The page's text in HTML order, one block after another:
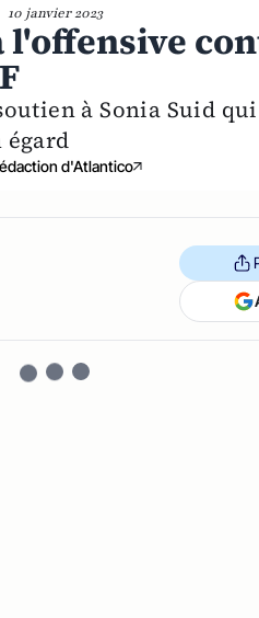
10 janvier 2023
à Sonia Suid
égard
d'Atlantico